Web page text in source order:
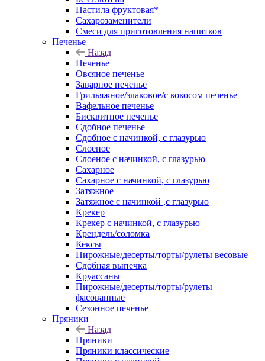
Пастила фруктовая*
Сахарозаменители
Смеси для приготовления напитков
Печенье
Назад
Печенье
Овсяное печенье
Заварное печенье
Грильяжное/злаковое/с кокосом печенье
Вафельное печенье
Бисквитное печенье
Сдобное печенье
Сдобное с начинкой, с глазурью
Слоеное
Слоеное с начинкой, с глазурью
Сахарное
Сахарное с начинкой, с глазурью
Затяжное
Затяжное с начинкой ,с глазурью
Крекер
Крекер с начинкой, с глазурью
Крендель/соломка
Кексы
Пирожные/десерты/торты/рулеты весовые
Сдобная выпечка
Круассаны
Пирожные/десерты/торты/рулеты
фасованные
Сезонное печенье
Пряники
Назад
Пряники
Пряники классические